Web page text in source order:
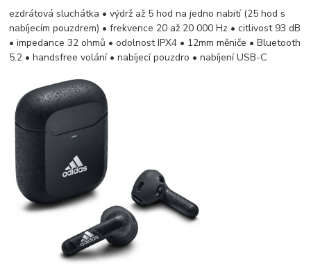
ezdrátová sluchátka • výdrž až 5 hod na jedno nabití (25 hod s
nabíjecím pouzdrem) • frekvence 20 až 20 000 Hz • citlivost 93 dB
• impedance 32 ohmů • odolnost IPX4 • 12mm měniče • Bluetooth
5.2 • handsfree volání • nabíjecí pouzdro • nabíjení USB-C